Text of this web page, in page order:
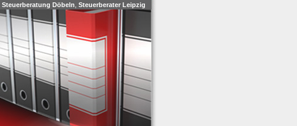
Steuerberatung Döbeln Steuerberater Leipzig